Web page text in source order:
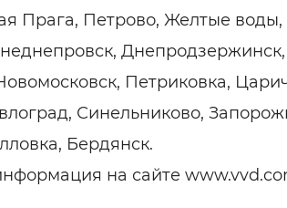
Прага, Петрово, Желтые воды,
Днепродзержинск,
Петриковка,
Синельниково,
Бердянск.
на сайте